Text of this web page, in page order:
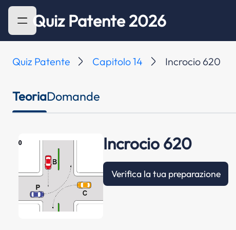
Quiz Patente 2026
Quiz Patente Capitolo 14 Incrocio 620
TeoriaDomande
Incrocio 620
Verifica la tua preparazione